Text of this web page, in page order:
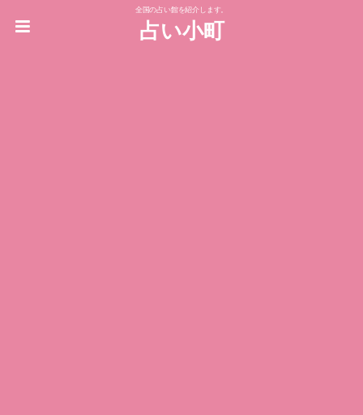
全国の占い館を紹介します。
占い小町